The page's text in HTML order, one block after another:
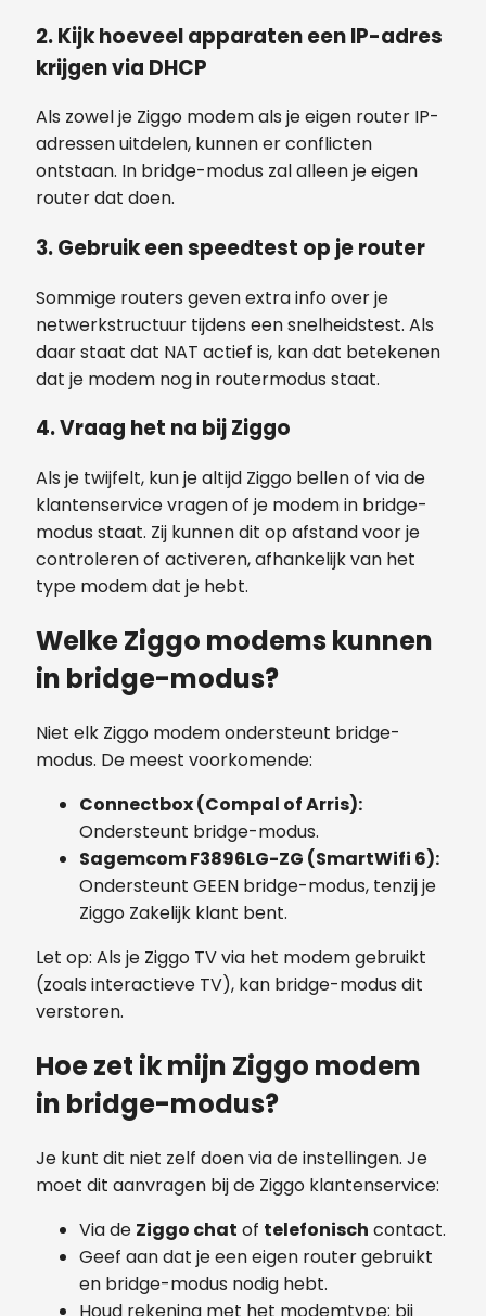
2. Kijk hoeveel apparaten een IP-adres
krijgen via DHCP
Als zowel je Ziggo modem als je eigen router IP-
adressen uitdelen, kunnen er conflicten
ontstaan. In bridge-modus zal alleen je eigen
router dat doen.
3. Gebruik een speedtest op je router
Sommige routers geven extra info over je
netwerkstructuur tijdens een snelheidstest. Als
daar staat dat NAT actief is, kan dat betekenen
dat je modem nog in routermodus staat.
4. Vraag het na bij Ziggo
Als je twijfelt, kun je altijd Ziggo bellen of via de
klantenservice vragen of je modem in bridge-
modus staat. Zij kunnen dit op afstand voor je
controleren of activeren, afhankelijk van het
type modem dat je hebt.
Welke Ziggo modems kunnen
in bridge-modus?
Niet elk Ziggo modem ondersteunt bridge-
modus. De meest voorkomende:
Connectbox (Compal of Arris):
Ondersteunt bridge-modus.
Sagemcom F3896LG-ZG (SmartWifi 6):
Ondersteunt GEEN bridge-modus, tenzij je
Ziggo Zakelijk klant bent.
Let op: Als je Ziggo TV via het modem gebruikt
(zoals interactieve TV), kan bridge-modus dit
verstoren.
Hoe zet ik mijn Ziggo modem
in bridge-modus?
Je kunt dit niet zelf doen via de instellingen. Je
moet dit aanvragen bij de Ziggo klantenservice:
Via de Ziggo chat of telefonisch contact.
Geef aan dat je een eigen router gebruikt
en bridge-modus nodig hebt.
Houd rekening met het modemtype; bij